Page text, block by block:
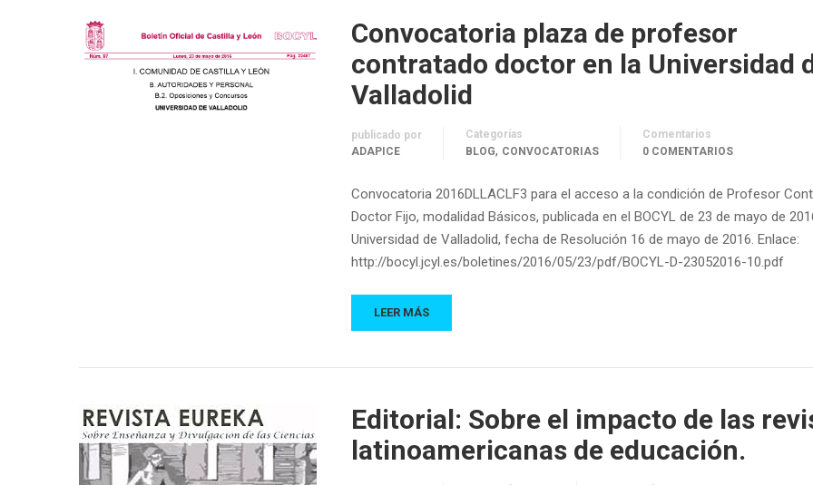
Convocatoria plaza de profesor
contratado doctor en la Universidad
Valladolid
publicado por
ADAPICE
Categorías
BLOG, CONVOCATORIAS
Comentarios
0 COMENTARIOS
Convocatoria 2016DLLACLF3 para el acceso a la condición de Profesor
Doctor Fijo, modalidad Básicos, publicada en el BOCYL de 23 de mayo de
Universidad de Valladolid, fecha de Resolución 16 de mayo de 2016. Enlace:
http://bocyl.jcyl.es/boletines/2016/05/23/pdf/BOCYL-D-23052016-10.pdf
LEER MÁS
Editorial: Sobre el impacto de las
latinoamericanas de educación.